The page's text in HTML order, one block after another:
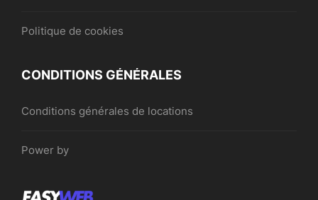
Politique de cookies
CONDITIONS GÉNÉRALES
Conditions générales de locations
Power by